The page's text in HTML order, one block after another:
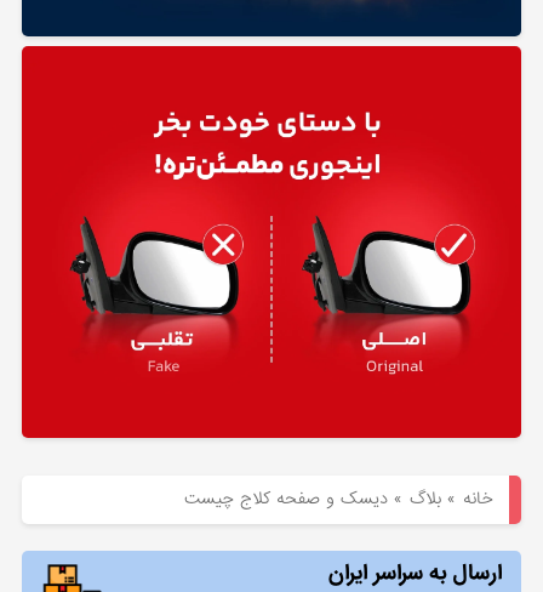
لوازم
خانه »بلاگ »دیسک و صفحه کلاج چیست
ارسال به سراسر ایران